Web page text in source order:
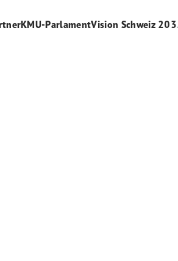
KMU-ParlamentVision Schweiz